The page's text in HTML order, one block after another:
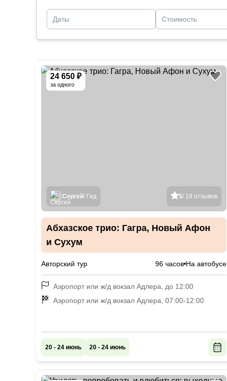
Даты Стоимость
24 650 ₽
за одного
5/ 19 отзывов
Сергей/ Гид
Абхазское трио: Гагра, Новый Афон
и Сухум
Авторский тур 96 часов На автобусе
Аэропорт или ж/д вокзал Адлера, до 12:00
Аэропорт или ж/д вокзал Адлера, 07:00-12:00
20 - 24 июнь 20 - 24 июнь